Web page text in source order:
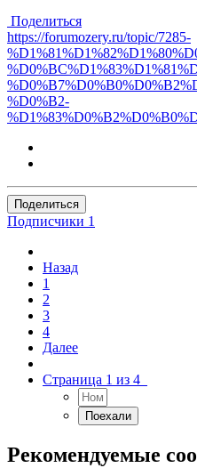
Поделиться
https://forumozery.ru/topic/7285-
%D0%B2-
Поделиться
Подписчики 1
Назад
1
2
3
4
Далее
Страница 1 из 4
Рекомендуемые